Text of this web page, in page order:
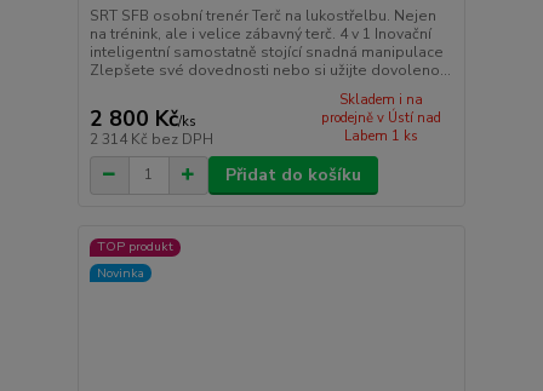
SRT SFB osobní trenér Terč na lukostřelbu. Nejen
na trénink, ale i velice zábavný terč. 4 v 1 Inovační
inteligentní samostatně stojící snadná manipulace
Zlepšete své dovednosti nebo si užijte dovoleno...
2 800 Kč/ks
2 314 Kč bez DPH
Skladem i na
prodejně v Ústí nad
Labem 1 ks
Přidat do košíku
TOP produkt
Novinka